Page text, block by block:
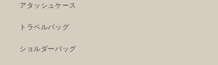
アタッシュケース
トラベルバッグ
ショルダーバッグ